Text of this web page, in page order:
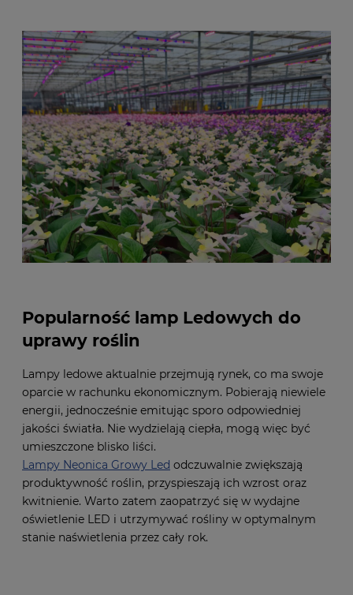
Popularność lamp Ledowych do
uprawy roślin
Lampy ledowe aktualnie przejmują rynek, co ma swoje
oparcie w rachunku ekonomicznym. Pobierają niewiele
energii, jednocześnie emitując sporo odpowiedniej
jakości światła. Nie wydzielają ciepła, mogą więc być
umieszczone blisko liści.
Lampy Neonica Growy Led odczuwalnie zwiększają
produktywność roślin, przyspieszają ich wzrost oraz
kwitnienie. Warto zatem zaopatrzyć się w wydajne
oświetlenie LED i utrzymywać rośliny w optymalnym
stanie naświetlenia przez cały rok.